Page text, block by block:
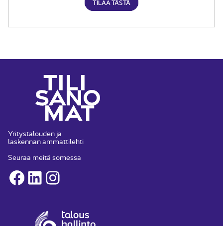
TILAA TÄSTÄ
Yritystalouden ja
laskennan ammattilehti
Seuraa meitä somessa
Facebook
LinkedInInstagram